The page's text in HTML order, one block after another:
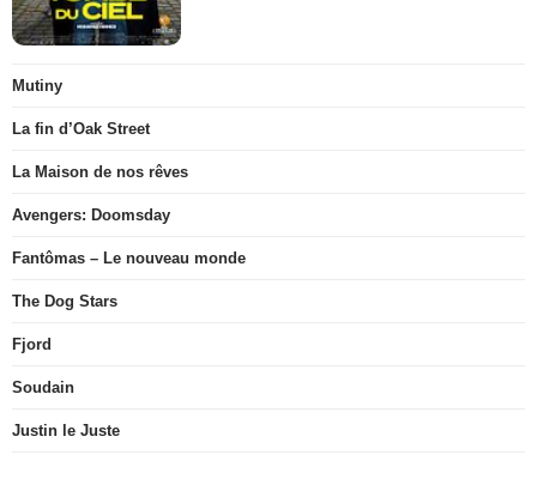
Mutiny
La fin d’Oak Street
La Maison de nos rêves
Avengers: Doomsday
Fantômas – Le nouveau monde
The Dog Stars
Fjord
Soudain
Justin le Juste